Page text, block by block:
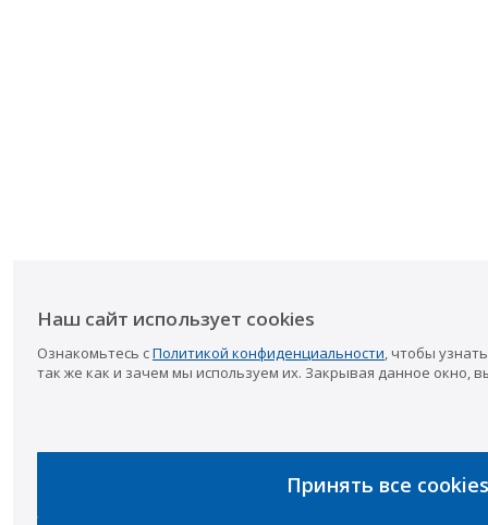
Наш сайт использует cookies
Ознакомьтесь сПолитикой конфиденциальности, чтобы
так же как и зачем мы используем их. Закрывая данное окно,
Принять все cookies